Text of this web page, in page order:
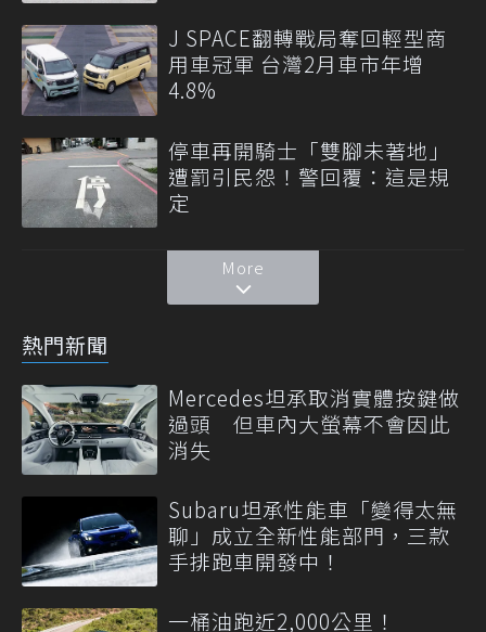
J SPACE翻轉戰局奪回輕型商
用車冠軍 台灣2月車市年增
4.8%
停車再開騎士「雙腳未著地」
遭罰引民怨！警回覆：這是規
定
More
熱門新聞
Mercedes坦承取消實體按鍵做
過頭 但車內大螢幕不會因此
消失
Subaru坦承性能車「變得太無
聊」成立全新性能部門，三款
手排跑車開發中！
一桶油跑近2,000公里！